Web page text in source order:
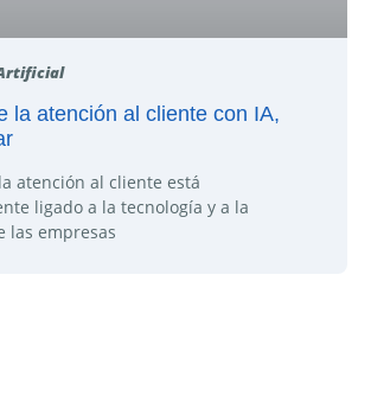
la atención al cliente con IA,
atención al cliente está
ligado a la tecnología y a la
las empresas